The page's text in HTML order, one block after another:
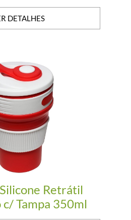
DETALHES
Retrátil
Tampa 350ml